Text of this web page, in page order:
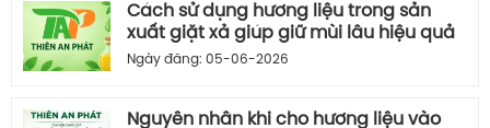
Cách sử dụng hương liệu trong sản
xuất giặt xả giúp giữ mùi lâu hiệu quả
Ngày đăng: 05-06-2026
Nguyên nhân khi cho hương liệu vào